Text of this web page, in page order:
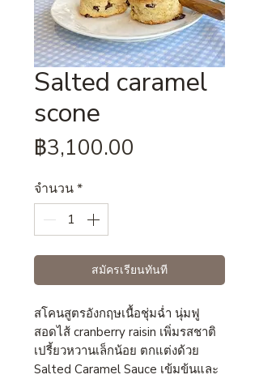
Salted caramel
scone
฿3,100.00
จำนวน*
สมัครเรียนทันที
สโคนสูตรอังกฤษเนื้อชุ่มฉ่ำ นุ่มฟู
สอดไส้ cranberry raisin เพิ่มรสชาติ
เปรี้ยวหวานเล็กน้อย ตกแต่งด้วย
Salted Caramel Sauce เข้มข้นและ